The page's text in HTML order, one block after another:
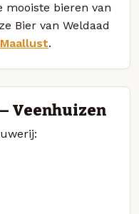
mooiste bieren van
Bier van Weldaad
.
Veenhuizen